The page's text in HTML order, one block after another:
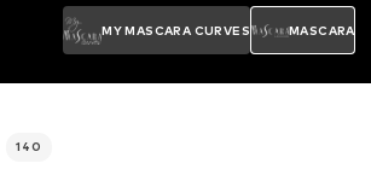
MY MASCARA CURVES MASCARA
140